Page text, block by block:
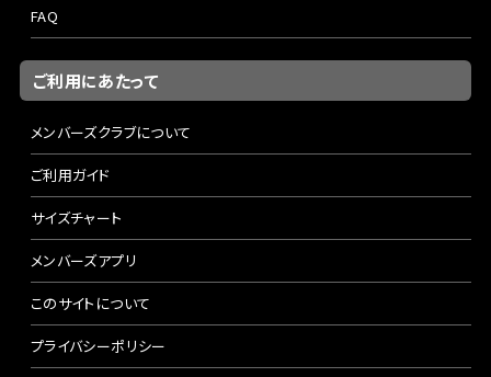
FAQ
ご利用にあたって
メンバーズクラブについて
ご利用ガイド
サイズチャート
メンバーズアプリ
このサイトについて
プライバシーポリシー